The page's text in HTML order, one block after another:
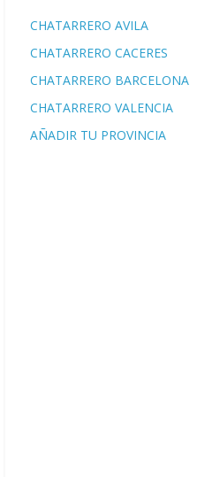
CHATARRERO AVILA
CHATARRERO CACERES
CHATARRERO BARCELONA
CHATARRERO VALENCIA
AÑADIR TU PROVINCIA